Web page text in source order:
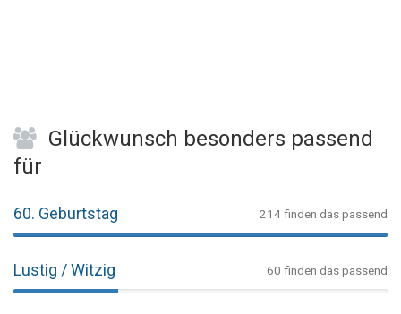
Glückwunsch besonders passend
für
60. Geburtstag 214 finden das passend
Lustig / Witzig 60 finden das passend